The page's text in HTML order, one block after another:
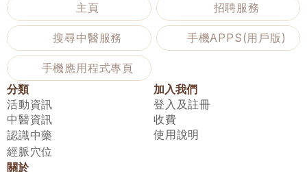
主頁
招聘服務
搜尋中醫服務 手機APPS(用戶版)
手機應用程式專頁
分類
活動資訊
中醫資訊
認識中藥
經脈穴位
加入我們
登入及註冊
收費
使用說明
關於